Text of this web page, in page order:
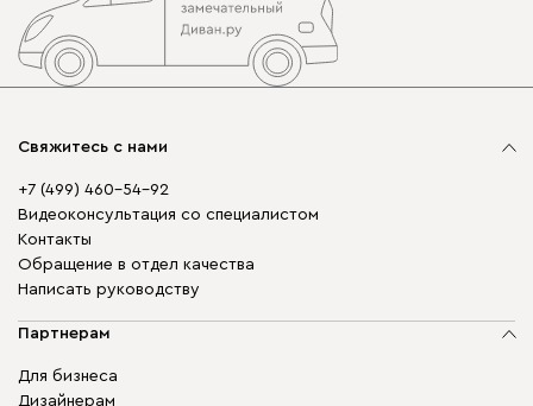
Свяжитесь с нами
+7 (499) 460-54-92
Видеоконсультация со специалистом
Контакты
Обращение в отдел качества
Написать руководству
Партнерам
Для бизнеса
Дизайнерам